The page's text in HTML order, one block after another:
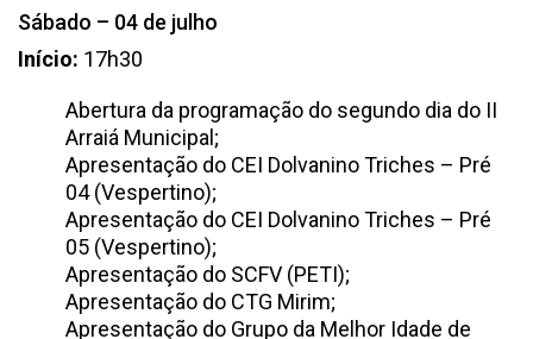
Sábado – 04 de julho
Início: 17h30
Abertura da programação do segundo dia do II
Arraiá Municipal;
Apresentação do CEI Dolvanino Triches – Pré
04 (Vespertino);
Apresentação do CEI Dolvanino Triches – Pré
05 (Vespertino);
Apresentação do SCFV (PETI);
Apresentação do CTG Mirim;
Apresentação do Grupo da Melhor Idade de